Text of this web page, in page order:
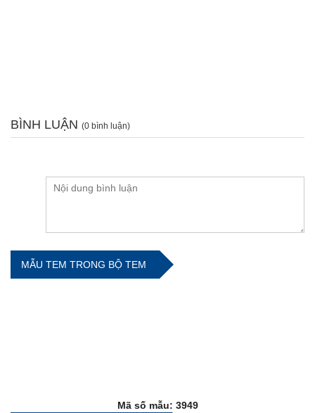
BÌNH LUẬN (0 bình luận)
MẪU TEM TRONG BỘ TEM
Mã số mẫu: 3949